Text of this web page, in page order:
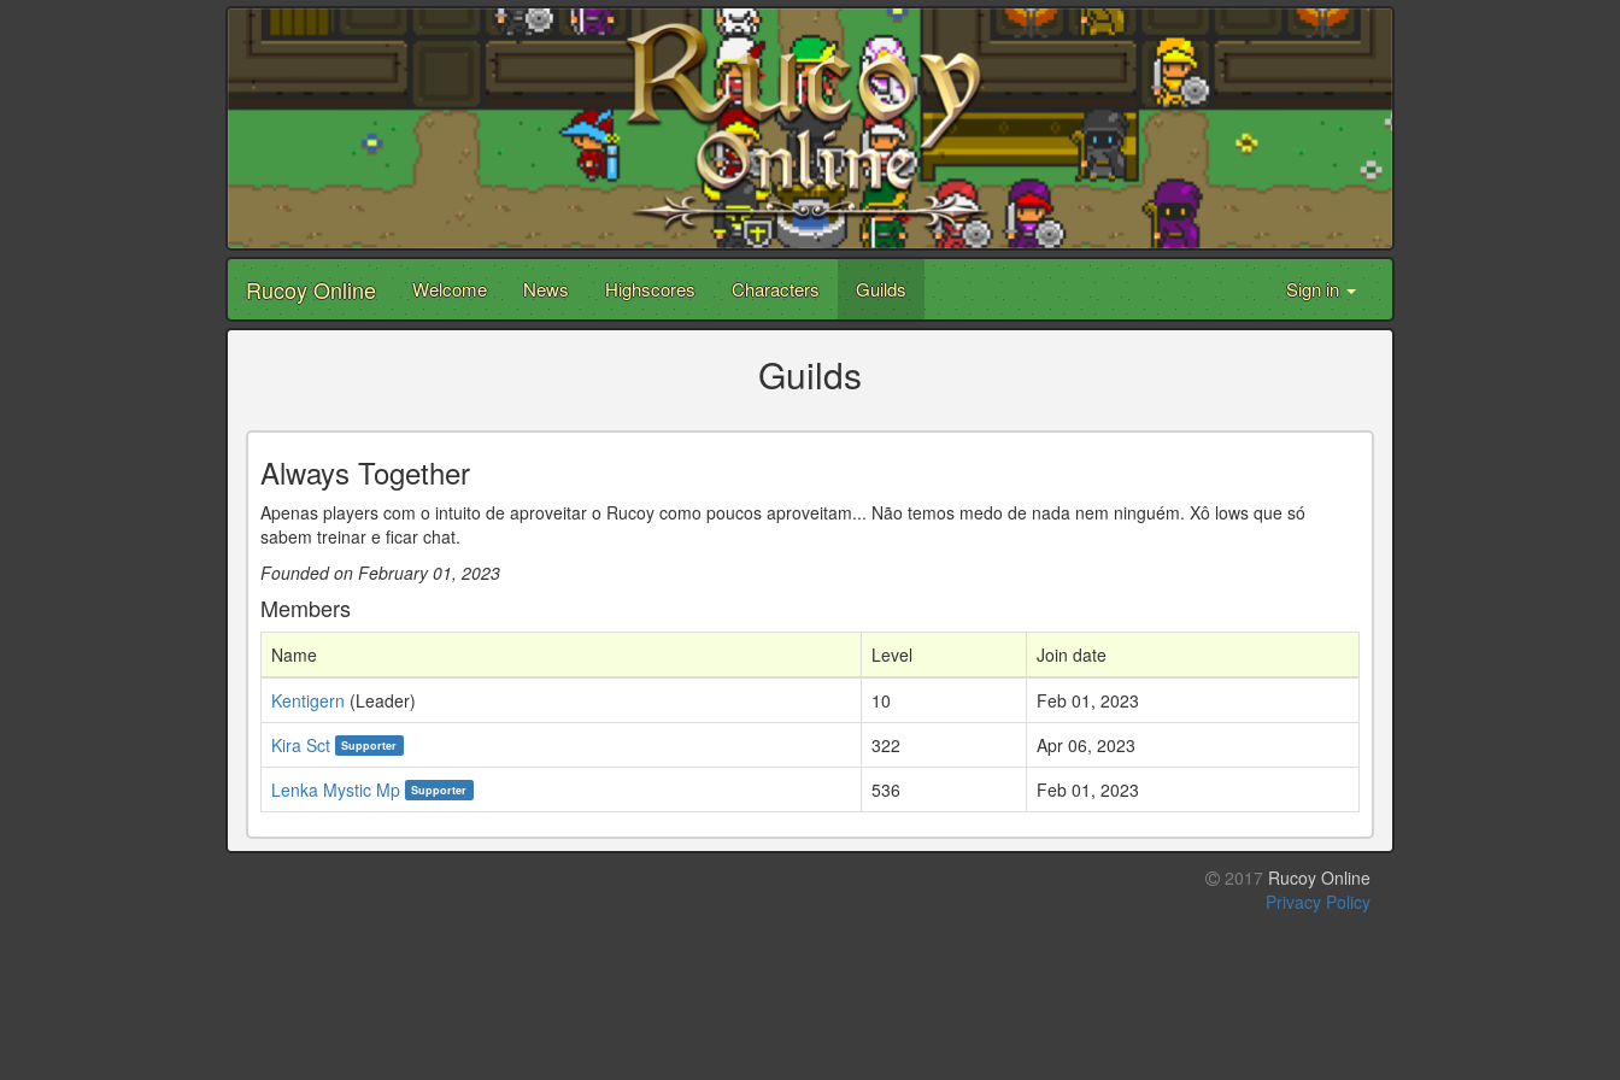
Rucoy Online Welcome News Highscores Characters Guilds Sign in
Guilds
Always Together
Apenas players com o intuito de aproveitar o Rucoy como poucos aproveitam... Não temos medo de nada nem ninguém. Xô lows que só
sabem treinar e ficar chat.
Founded on February 01, 2023
Members
Name Level
Join date
Kentigern (Leader) 10
Feb 01, 2023
Kira Sct
Supporter 322
Apr 06, 2023
Lenka Mystic Mp
Supporter 536 Feb 01, 2023
2017 Rucoy Online
Privacy Policy